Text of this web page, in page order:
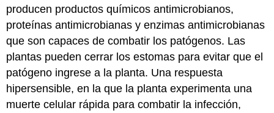
producen productos químicos antimicrobianos,
proteínas antimicrobianas y enzimas antimicrobianas
que son capaces de combatir los patógenos. Las
plantas pueden cerrar los estomas para evitar que el
patógeno ingrese a la planta. Una respuesta
hipersensible, en la que la planta experimenta una
muerte celular rápida para combatir la infección,